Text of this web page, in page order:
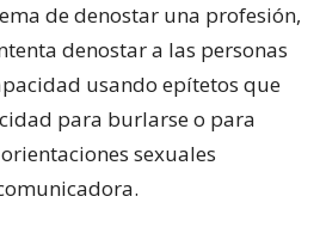
de denostar una profesión,
denostar a las personas
usando epítetos que
para burlarse o para
sexuales